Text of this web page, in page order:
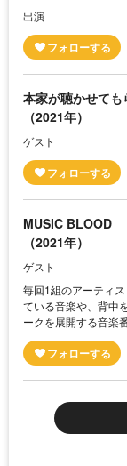
出演
本家が聴かせても
（2021年）
ゲスト
MUSIC BLOOD
（2021年）
ゲスト
毎回1組のアーティ
ている音楽や、背中
ークを展開する音楽